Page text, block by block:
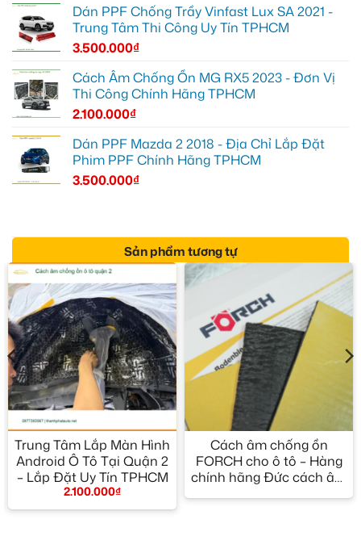
Dán PPF Chống Trầy Vinfast Lux SA 2021 -
Trung Tâm Thi Công Uy Tín TPHCM
3.500.000₫
Cách Âm Chống Ồn MG RX5 2023 - Đơn Vị
Thi Công Chính Hãng TPHCM
2.100.000₫
Dán PPF Mazda 2 2018 - Địa Chỉ Lắp Đặt
Phim PPF Chính Hãng TPHCM
3.500.000₫
Sản phẩm tương tự
Trung Tâm Lắp Màn Hình
Android Ô Tô Tại Quận 2
– Lắp Đặt Uy Tín TPHCM
2.100.000₫
Cách âm chống ồn
FORCH cho ô tô – Hàng
chính hãng Đức cách âm